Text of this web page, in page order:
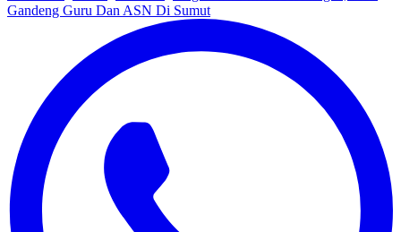
Gandeng Guru Dan ASN Di Sumut